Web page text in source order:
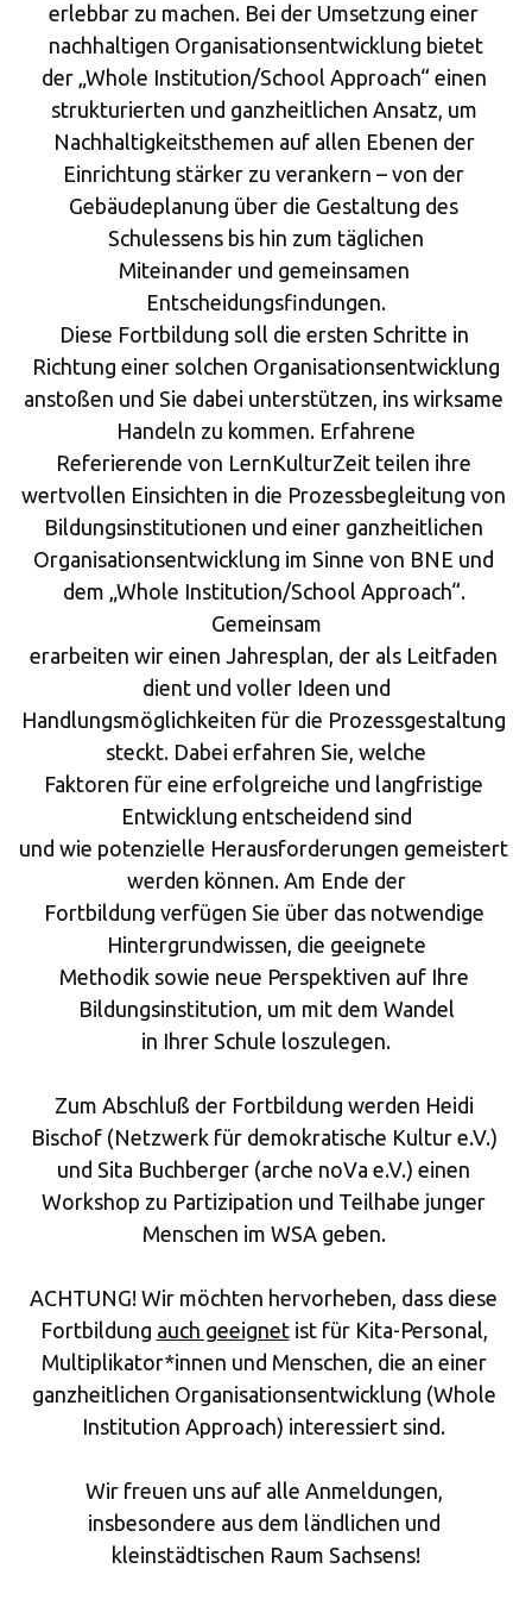
erlebbar zu machen. Bei der Umsetzung einer
nachhaltigen Organisationsentwicklung bietet
der „Whole Institution/School Approach“ einen
strukturierten und ganzheitlichen Ansatz, um
Nachhaltigkeitsthemen auf allen Ebenen der
Einrichtung stärker zu verankern – von der
Gebäudeplanung über die Gestaltung des
Schulessens bis hin zum täglichen
Miteinander und gemeinsamen
Entscheidungsfindungen.
Diese Fortbildung soll die ersten Schritte in
Richtung einer solchen Organisationsentwicklung
anstoßen und Sie dabei unterstützen, ins wirksame
Handeln zu kommen. Erfahrene
Referierende von LernKulturZeit teilen ihre
wertvollen Einsichten in die Prozessbegleitung von
Bildungsinstitutionen und einer ganzheitlichen
Organisationsentwicklung im Sinne von BNE und
dem „Whole Institution/School Approach“.
Gemeinsam
erarbeiten wir einen Jahresplan, der als Leitfaden
dient und voller Ideen und
Handlungsmöglichkeiten für die Prozessgestaltung
steckt. Dabei erfahren Sie, welche
Faktoren für eine erfolgreiche und langfristige
Entwicklung entscheidend sind
und wie potenzielle Herausforderungen gemeistert
werden können. Am Ende der
Fortbildung verfügen Sie über das notwendige
Hintergrundwissen, die geeignete
Methodik sowie neue Perspektiven auf Ihre
Bildungsinstitution, um mit dem Wandel
in Ihrer Schule loszulegen.
Zum Abschluß der Fortbildung werden Heidi
Bischof (Netzwerk für demokratische Kultur e.V.)
und Sita Buchberger (arche noVa e.V.) einen
Workshop zu Partizipation und Teilhabe junger
Menschen im WSA geben.
ACHTUNG! Wir möchten hervorheben, dass diese
Fortbildung auch geeignet ist für Kita-Personal,
Multiplikator*innen und Menschen, die an einer
ganzheitlichen Organisationsentwicklung (Whole
Institution Approach) interessiert sind.
Wir freuen uns auf alle Anmeldungen,
insbesondere aus dem ländlichen und
kleinstädtischen Raum Sachsens!